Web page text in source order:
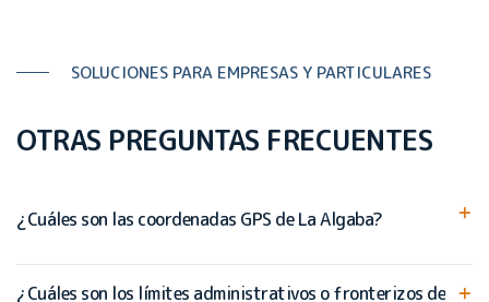
SOLUCIONES PARA EMPRESAS Y PARTICULARES
OTRAS PREGUNTAS FRECUENTES
¿Cuáles son las coordenadas GPS de La Algaba?
¿Cuáles son los límites administrativos o fronterizos de